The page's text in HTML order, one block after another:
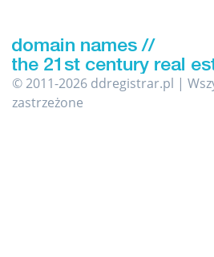
© 2011-2026 ddregistrar.pl |
zastrzeżone